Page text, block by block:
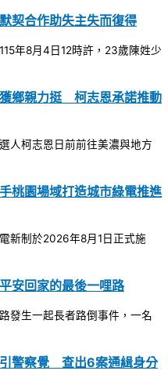
契合作助失主失而復得
年8月4日12時許，23歲陳姓少
鄉親力挺 柯志恩承諾推動
人柯志恩日前前往美濃與地方
桃園場域打造城市綠電推進
新制於2026年8月1日正式施
安回家的最後一哩路
發生一起長者路倒事件，一名
警察覺 查出6案通緝身分